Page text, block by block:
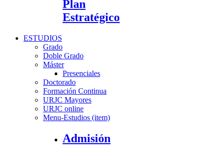
Plan
Estratégico
ESTUDIOS
Grado
Doble Grado
Máster
Presenciales
Doctorado
Formación Continua
URJC Mayores
URJC online
Menu-Estudios (item)
Admisión